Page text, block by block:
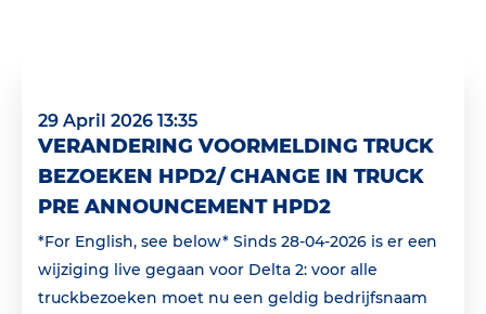
29 April 2026 13:35
VERANDERING VOORMELDING TRUCK
BEZOEKEN HPD2/ CHANGE IN TRUCK
PRE ANNOUNCEMENT HPD2
*For English, see below* Sinds 28-04-2026 is er een
wijziging live gegaan voor Delta 2: voor alle
truckbezoeken moet nu een geldig bedrijfsnaam